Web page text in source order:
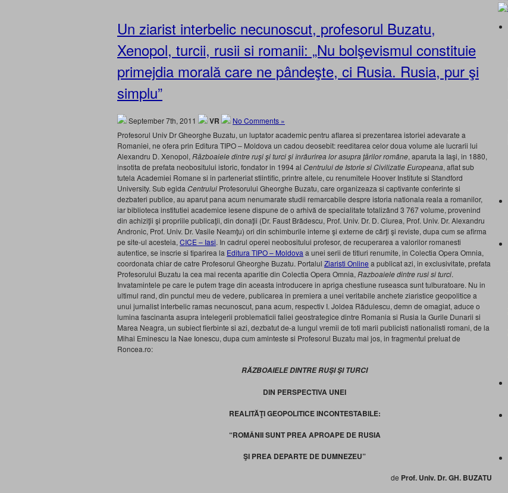
Un ziarist interbelic necunoscut, profesorul Buzatu,
Xenopol, turcii, rusii si romanii: „Nu bolşevismul constituie
primejdia morală care ne pândeşte, ci Rusia. Rusia, pur şi
simplu”
September 7th, 2011 VR
No Comments »
Profesorul Univ Dr Gheorghe Buzatu, un luptator academic pentru aflarea si prezentarea istoriei adevarate a
Romaniei, ne ofera prin Editura TIPO – Moldova un cadou deosebit: reeditarea celor doua volume ale lucrarii lui
Alexandru D. Xenopol, Războaiele dintre ruşi şi turci şi înrâurirea lor asupra ţărilor române, aparuta la Iaşi, in 1880,
insotita de prefata neobositului istoric, fondator in 1994 al Centrului de Istorie si Civilizatie Europeana, aflat sub
tutela Academiei Romane si in parteneriat stiintific, printre altele, cu renumitele Hoover Institute si Standford
University. Sub egida Centrului Profesorului Gheorghe Buzatu, care organizeaza si captivante conferinte si
dezbateri publice, au aparut pana acum nenumarate studii remarcabile despre istoria nationala reala a romanilor,
iar biblioteca institutiei academice iesene dispune de o arhivă de specialitate totalizând 3 767 volume, provenind
din achiziţii şi propriile publicaţii, din donaţii (Dr. Faust Brădescu, Prof. Univ. Dr. D. Ciurea, Prof. Univ. Dr. Alexandru
Andronic, Prof. Univ. Dr. Vasile Neamţu) ori din schimburile interne şi externe de cărţi şi reviste, dupa cum se afirma
pe site-ul acesteia, CICE – Iasi. In cadrul operei neobositului profesor, de recuperarea a valorilor romanesti
autentice, se inscrie si tiparirea la Editura TIPO – Moldova a unei serii de titluri renumite, in Colectia Opera Omnia,
coordonata chiar de catre Profesorul Gheorghe Buzatu. Portalul Ziaristi Online a publicat azi, in exclusivitate, prefata
Profesorului Buzatu la cea mai recenta aparitie din Colectia Opera Omnia, Razboaiele dintre rusi si turci.
Invatamintele pe care le putem trage din aceasta introducere in apriga chestiune ruseasca sunt tulburatoare. Nu in
ultimul rand, din punctul meu de vedere, publicarea in premiera a unei veritabile anchete ziaristice geopolitice a
unui jurnalist interbelic ramas necunoscut, pana acum, respectiv I. Joldea Rădulescu, demn de omagiat, aduce o
lumina fascinanta asupra intelegerii problematicii faliei geostrategice dintre Romania si Rusia la Gurile Dunarii si
Marea Neagra, un subiect fierbinte si azi, dezbatut de-a lungul vremii de toti marii publicisti nationalisti romani, de la
Mihai Eminescu la Nae Ionescu, dupa cum aminteste si Profesorul Buzatu mai jos, in fragmentul preluat de
Roncea.ro:
RĂZBOAIELE DINTRE RUŞI ŞI TURCI
DIN PERSPECTIVA UNEI
REALITĂŢI GEOPOLITICE INCONTESTABILE:
“ROMÂNII SUNT PREA APROAPE DE RUSIA
ŞI PREA DEPARTE DE DUMNEZEU”
de Prof. Univ. Dr. GH. BUZATU